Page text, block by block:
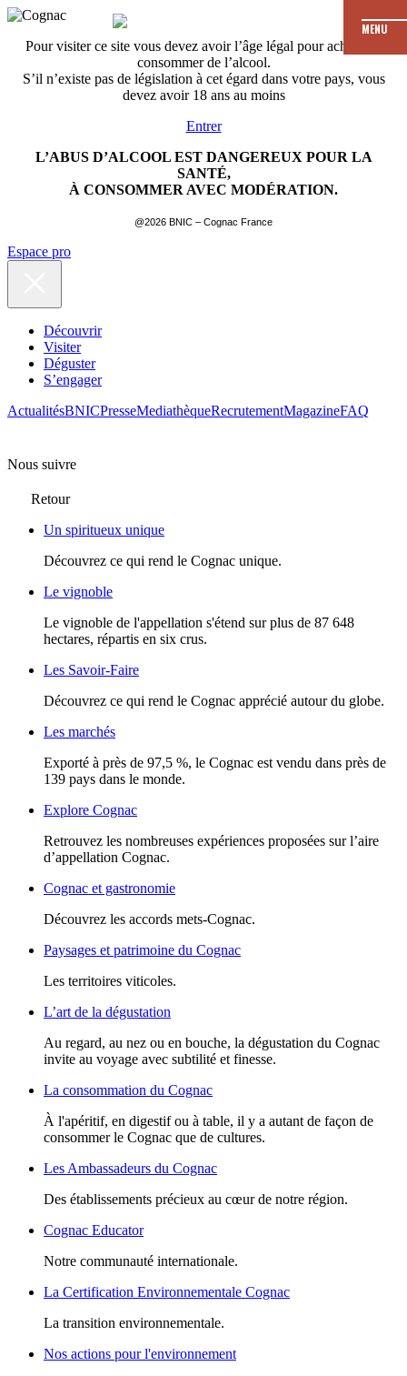
Pour visiter ce site vous devez avoir l’âge légal pour acheter et
consommer de l’alcool.
S’il n’existe pas de législation à cet égard dans votre pays, vous
devez avoir 18 ans au moins
Entrer
L’ABUS D’ALCOOL EST DANGEREUX POUR LA
SANTÉ,
À CONSOMMER AVEC MODÉRATION.
@2026 BNIC – Cognac France
MENU
Espace pro
Découvrir
Visiter
Déguster
S’engager
ActualitésBNICPresseMediathèqueRecrutementMagazineFAQ
Nous suivre
Retour
Un spiritueux unique
Découvrez ce qui rend le Cognac unique.
Le vignoble
Le vignoble de l'appellation s'étend sur plus de 87 648
hectares, répartis en six crus.
Les Savoir-Faire
Découvrez ce qui rend le Cognac apprécié autour du globe.
Les marchés
Exporté à près de 97,5 %, le Cognac est vendu dans près de
139 pays dans le monde.
Explore Cognac
Retrouvez les nombreuses expériences proposées sur l’aire
d’appellation Cognac.
Cognac et gastronomie
Découvrez les accords mets-Cognac.
Paysages et patrimoine du Cognac
Les territoires viticoles.
L’art de la dégustation
Au regard, au nez ou en bouche, la dégustation du Cognac
invite au voyage avec subtilité et finesse.
La consommation du Cognac
À l'apéritif, en digestif ou à table, il y a autant de façon de
consommer le Cognac que de cultures.
Les Ambassadeurs du Cognac
Des établissements précieux au cœur de notre région.
Cognac Educator
Notre communauté internationale.
La Certification Environnementale Cognac
La transition environnementale.
Nos actions pour l'environnement